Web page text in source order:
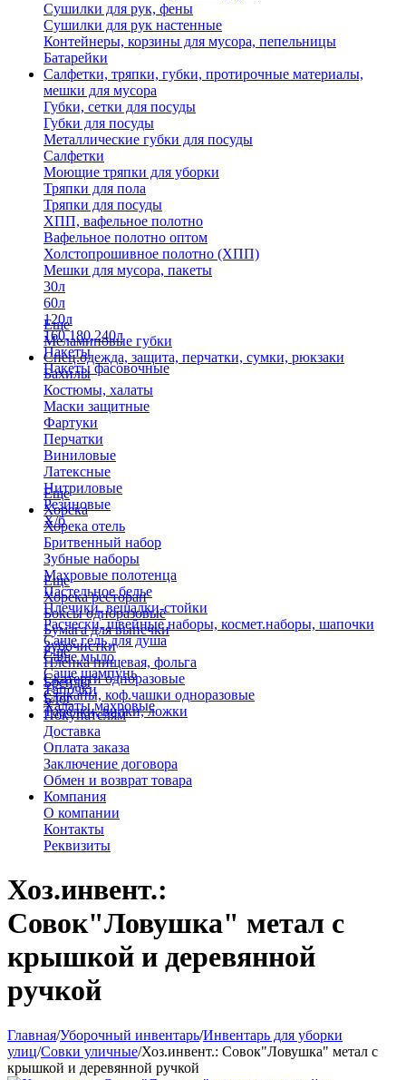
Сушилки для рук, фены
Сушилки для рук настенные
Контейнеры, корзины для мусора, пепельницы
Батарейки
Салфетки, тряпки, губки, протирочные материалы,
мешки для мусора
Губки, сетки для посуды
Губки для посуды
Металлические губки для посуды
Салфетки
Моющие тряпки для уборки
Тряпки для пола
Тряпки для посуды
ХПП, вафельное полотно
Вафельное полотно оптом
Холстопрошивное полотно (ХПП)
Мешки для мусора, пакеты
30л
60л
120л
160,180,240л
Пакеты
Пакеты фасовочные
Еще
Меламиновые губки
Спец.одежда, защита, перчатки, сумки, рюкзаки
Бахилы
Костюмы, халаты
Маски защитные
Фартуки
Перчатки
Виниловые
Латексные
Нитриловые
Резиновые
Х/б
Еще
Хорека
Хорека отель
Бритвенный набор
Зубные наборы
Махровые полотенца
Пастельное белье
Плечики, вешалки-стойки
Расчески, швейные наборы, космет.наборы, шапочки
Саше гель для душа
Саше мыло
Саше шампунь
Тапочки
Халаты махровые
Еще
Хорека ресторан
Боксы одноразовые
Бумага для выпечки
Зубочистки
Пленка пищевая, фольга
Скатерти одноразовые
Стаканы, коф.чашки одноразовые
Тарелки, вилки, ложки
Еще
Бренды
Блог
Покупателям
Доставка
Оплата заказа
Заключение договора
Обмен и возврат товара
Компания
О компании
Контакты
Реквизиты
Хоз.инвент.:
Совок"Ловушка" метал с
крышкой и деревянной
ручкой
Главная/Уборочный инвентарь/Инвентарь для уборки
улиц/Совки уличные/Хоз.инвент.: Совок"Ловушка" метал с
крышкой и деревянной ручкой